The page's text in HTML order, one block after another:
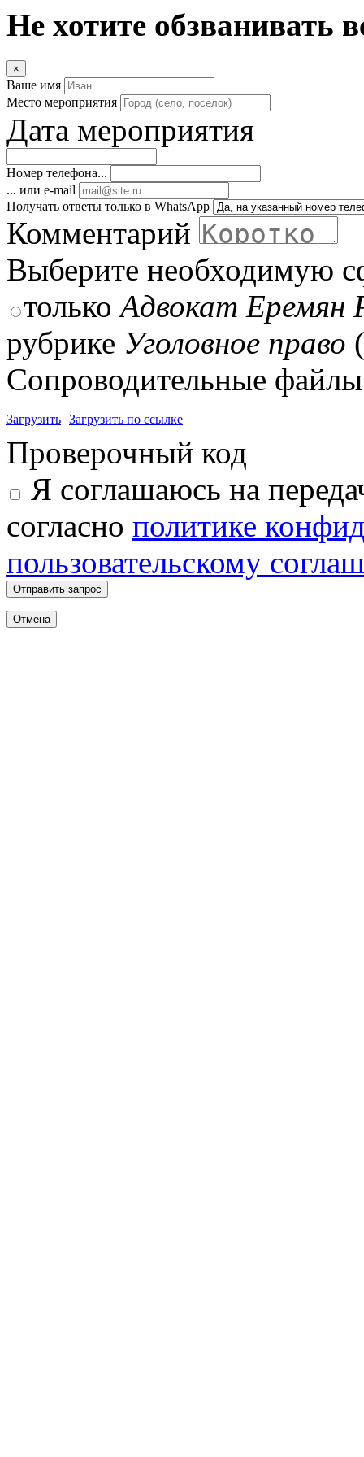
Не хотите обзванивать
×
Ваше имя
Место мероприятия
Дата мероприятия
Номер телефона...
... или e-mail
Получать ответы только в WhatsApp
Комментарий
Выберите необходимую
толькоАдвокат Еремян
рубрике Уголовное право
Сопроводительные
Загрузить Загрузить по ссылке
Проверочный код
Я соглашаюсь на
согласно политике
пользовательскому
Отправить запрос
Отмена